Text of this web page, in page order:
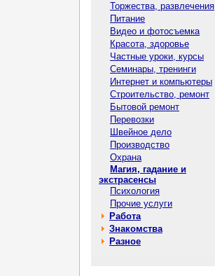
Торжества, развлечения
Питание
Видео и фотосъемка
Красота, здоровье
Частные уроки, курсы
Семинары, тренинги
Интернет и компьютеры
Строительство, ремонт
Бытовой ремонт
Перевозки
Швейное дело
Производство
Охрана
Магия, гадание и
экстрасенсы
Психология
Прочие услуги
Работа
Знакомства
Разное